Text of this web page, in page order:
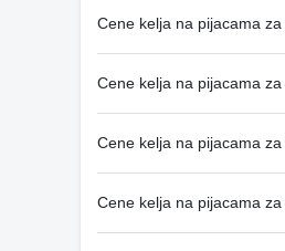
Cene kelja na pijacama
Cene kelja na pijacama
Cene kelja na pijacama
Cene kelja na pijacama